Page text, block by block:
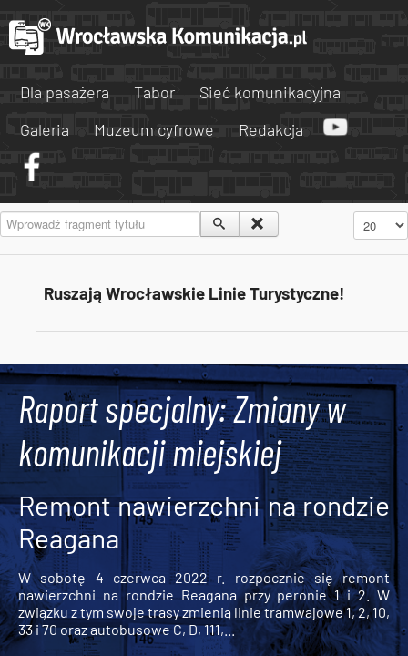
Dla pasażera Tabor
Sieć komunikacyjna
Galeria
Muzeum cyfrowe Redakcja
Wprowadź fragment tytułu Pokaż #
Ruszają Wrocławskie Linie Turystyczne!
Raport specjalny: Zmiany w
komunikacji miejskiej
Remont nawierzchni na rondzie
Reagana
W sobotę 4 czerwca 2022 r. rozpocznie się remont
nawierzchni na rondzie Reagana przy peronie 1 i 2. W
związku z tym swoje trasy zmienią linie tramwajowe 1, 2, 10,
33 i 70 oraz autobusowe C, D, 111,...